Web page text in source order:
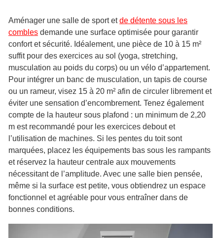
Aménager une salle de sport etde détente sous les
combles demande une surface optimisée pour garantir
confort et sécurité. Idéalement, une pièce de 10 à 15 m²
suffit pour des exercices au sol (yoga, stretching,
musculation au poids du corps) ou un vélo d’appartement.
Pour intégrer un banc de musculation, un tapis de course
ou un rameur, visez 15 à 20 m² afin de circuler librement et
éviter une sensation d’encombrement. Tenez également
compte de la hauteur sous plafond : un minimum de 2,20
m est recommandé pour les exercices debout et
l’utilisation de machines. Si les pentes du toit sont
marquées, placez les équipements bas sous les rampants
et réservez la hauteur centrale aux mouvements
nécessitant de l’amplitude. Avec une salle bien pensée,
même si la surface est petite, vous obtiendrez un espace
fonctionnel et agréable pour vous entraîner dans de
bonnes conditions.